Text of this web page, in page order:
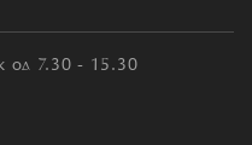
од 7.30 - 15.30